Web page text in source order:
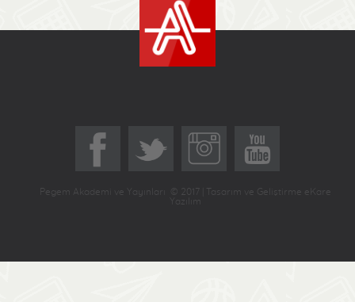
Pegem Akademi ve Yayınları © 2017 | Tasarım ve Geliştirme eKare
Yazılım